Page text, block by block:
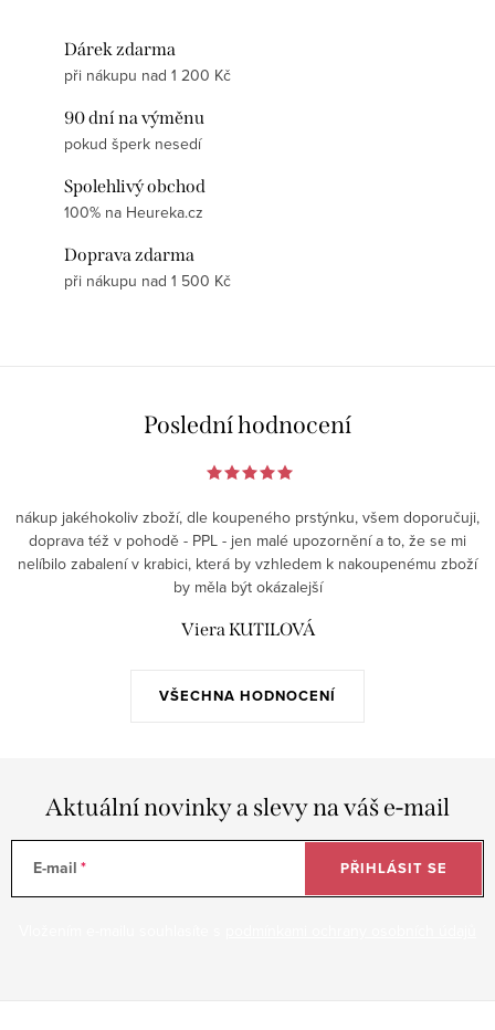
Dárek zdarma
při nákupu nad 1 200 Kč
90 dní na výměnu
pokud šperk nesedí
Spolehlivý obchod
100% na Heureka.cz
Doprava zdarma
při nákupu nad 1 500 Kč
Poslední hodnocení
VŠECHNA HODNOCENÍ
nákup jakéhokoliv zboží, dle koupeného prstýnku, všem doporučuji,
doprava též v pohodě - PPL - jen malé upozornění a to, že se mi
nelíbilo zabalení v krabici, která by vzhledem k nakoupenému zboží
by měla být okázalejší
Viera KUTILOVÁ
Aktuální novinky a slevy na váš e-mail
E-mail PŘIHLÁSIT SE